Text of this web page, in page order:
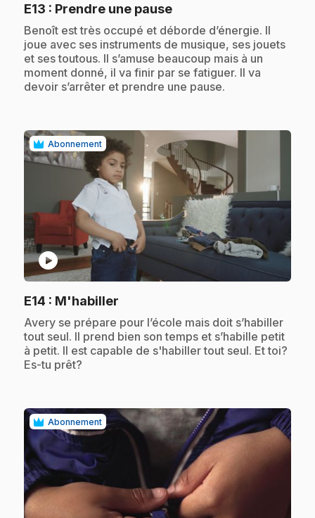
E13 : Prendre une pause.
.Benoît est très occupé et déborde d’énergie. Il
joue avec ses instruments de musique, ses jouets
et ses toutous. Il s’amuse beaucoup mais à un
moment donné, il va finir par se fatiguer. Il va
devoir s’arrêter et prendre une pause.
Abonnement
play_circle
E14 : M'habiller
.Avery se prépare pour l’école mais doit s’habiller
tout seul. Il prend bien son temps et s’habille petit
à petit. Il est capable de s'habiller tout seul. Et toi?
Es-tu prêt?
Abonnement